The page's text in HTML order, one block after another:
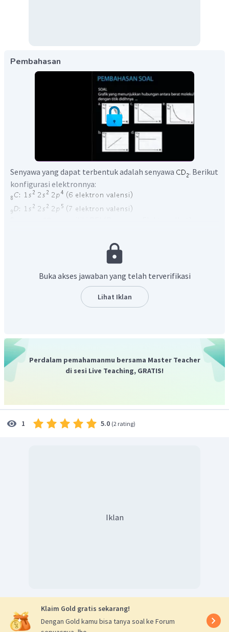
Pembahasan
Senyawa yang dapat terbentuk adalah senyawa
. Berikut
konfigurasi elektronnya:
Oleh karena itu, domain elektronnya adalah
molekulnya berbentuk V.
Buka akses jawaban yang telah terverifikasi
Lihat Iklan
Perdalam pemahamanmu bersama Master Teacher
di sesi Live Teaching, GRATIS!
1 5.0 (2 rating)
Iklan
Klaim Gold gratis sekarang!
Dengan Gold kamu bisa tanya soal ke Forum